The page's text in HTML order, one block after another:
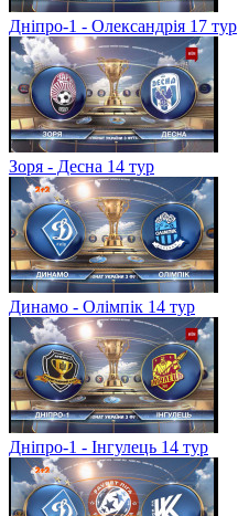
Дніпро-1 - Олександрія 17 тур
Зоря - Десна 14 тур
Динамо - Олімпік 14 тур
Дніпро-1 - Інгулець 14 тур